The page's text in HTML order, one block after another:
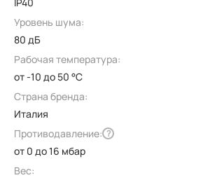
Уровень шума:
80 дБ
Рабочая температура:
от -10 до 50 °C
Страна бренда:
Италия
Противодавление: ?
от 0 до 16 мбар
Вес: